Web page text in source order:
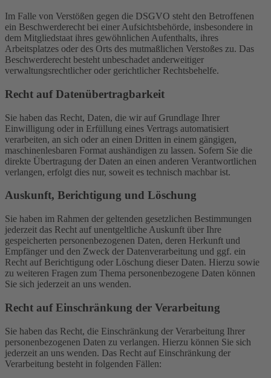
Im Falle von Verstößen gegen die DSGVO steht den Betroffenen
ein Beschwerderecht bei einer Aufsichtsbehörde, insbesondere in
dem Mitgliedstaat ihres gewöhnlichen Aufenthalts, ihres
Arbeitsplatzes oder des Orts des mutmaßlichen Verstoßes zu. Das
Beschwerderecht besteht unbeschadet anderweitiger
verwaltungsrechtlicher oder gerichtlicher Rechtsbehelfe.
Recht auf Daten­übertrag­barkeit
Sie haben das Recht, Daten, die wir auf Grundlage Ihrer
Einwilligung oder in Erfüllung eines Vertrags automatisiert
verarbeiten, an sich oder an einen Dritten in einem gängigen,
maschinenlesbaren Format aushändigen zu lassen. Sofern Sie die
direkte Übertragung der Daten an einen anderen Verantwortlichen
verlangen, erfolgt dies nur, soweit es technisch machbar ist.
Auskunft, Berichtigung und Löschung
Sie haben im Rahmen der geltenden gesetzlichen Bestimmungen
jederzeit das Recht auf unentgeltliche Auskunft über Ihre
gespeicherten personenbezogenen Daten, deren Herkunft und
Empfänger und den Zweck der Datenverarbeitung und ggf. ein
Recht auf Berichtigung oder Löschung dieser Daten. Hierzu sowie
zu weiteren Fragen zum Thema personenbezogene Daten können
Sie sich jederzeit an uns wenden.
Recht auf Einschränkung der Verarbeitung
Sie haben das Recht, die Einschränkung der Verarbeitung Ihrer
personenbezogenen Daten zu verlangen. Hierzu können Sie sich
jederzeit an uns wenden. Das Recht auf Einschränkung der
Verarbeitung besteht in folgenden Fällen: